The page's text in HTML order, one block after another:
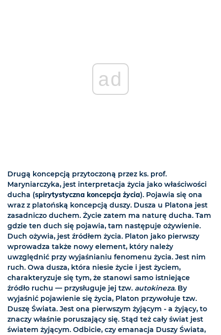
ad
Drugą koncepcją przytoczoną przez ks. prof.
Maryniarczyka, jest interpretacja życia jako właściwości
ducha (spirytystyczna koncepcja życia). Pojawia się ona
wraz z platońską koncepcją duszy. Dusza u Platona jest
zasadniczo duchem. Życie zatem ma naturę ducha. Tam
gdzie ten duch się pojawia, tam następuje ożywienie.
Duch ożywia, jest źródłem życia. Platon jako pierwszy
wprowadza także nowy element, który należy
uwzględnić przy wyjaśnianiu fenomenu życia. Jest nim
ruch. Owa dusza, która niesie życie i jest życiem,
charakteryzuje się tym, że stanowi samo istniejące
źródło ruchu — przysługuje jej tzw. autokineza. By
wyjaśnić pojawienie się życia, Platon przywołuje tzw.
Duszę Świata. Jest ona pierwszym żyjącym - a żyjący, to
znaczy właśnie poruszający się. Stąd też cały świat jest
światem żyjącym. Odbicie, czy emanacja Duszy Świata,